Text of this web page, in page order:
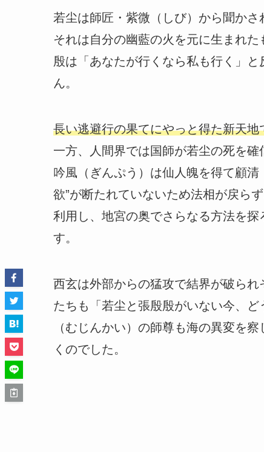
若尘は師匠・紫微（しび）から聞かさ
それは自分の幽藍の火を元に生まれ
殷は「あなたが行くなら私も行く」
ん。
長い逃避行の果てにやっと得た新天
一方、人間界では国師が若尘の死を確
吟風（ぎんぷう）は仙人魄を得て顧
欲”が断たれていないため法相が戻ら
利用し、地宮の奥でさらなる方法を
す。
西玄は外部からの猛攻で結界が破ら
たちも「若尘と張殷殷がいない今、
（むじんかい）の師尊も海の異変を
くのでした。